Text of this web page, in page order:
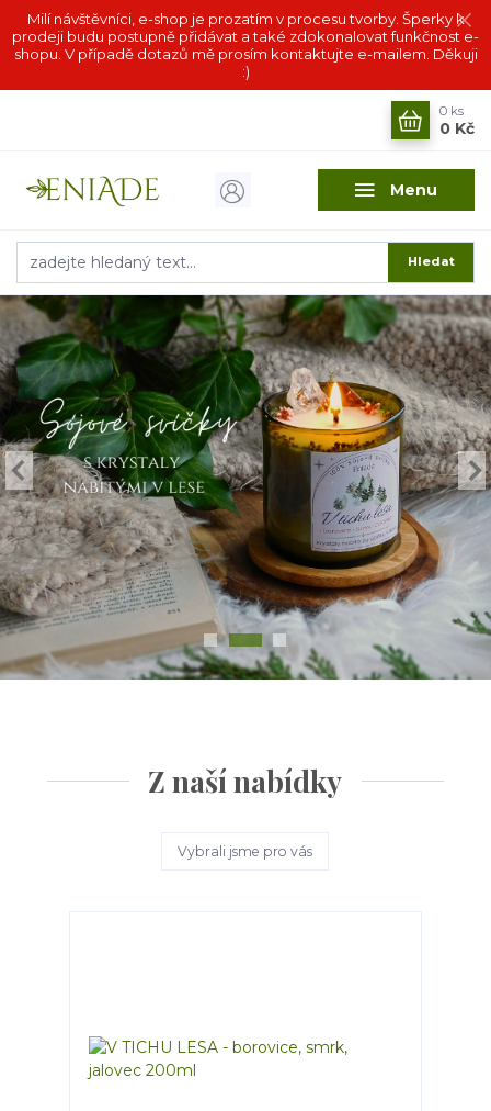
Milí návštěvníci, e-shop je prozatím v procesu tvorby. Šperky k
prodeji budu postupně přidávat a také zdokonalovat funkčnost e-
shopu. V případě dotazů mě prosím kontaktujte e-mailem. Děkuji
:)
Menu
Hledat
0 ks
0 Kč
Z naší nabídky
Vybrali jsme pro vás